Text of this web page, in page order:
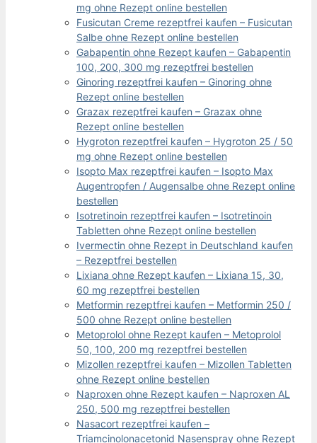
mg ohne Rezept online bestellen
Fusicutan Creme rezeptfrei kaufen – Fusicutan
Salbe ohne Rezept online bestellen
Gabapentin ohne Rezept kaufen – Gabapentin
100, 200, 300 mg rezeptfrei bestellen
Ginoring rezeptfrei kaufen – Ginoring ohne
Rezept online bestellen
Grazax rezeptfrei kaufen – Grazax ohne
Rezept online bestellen
Hygroton rezeptfrei kaufen – Hygroton 25 / 50
mg ohne Rezept online bestellen
Isopto Max rezeptfrei kaufen – Isopto Max
Augentropfen / Augensalbe ohne Rezept online
bestellen
Isotretinoin rezeptfrei kaufen – Isotretinoin
Tabletten ohne Rezept online bestellen
Ivermectin ohne Rezept in Deutschland kaufen
– Rezeptfrei bestellen
Lixiana ohne Rezept kaufen – Lixiana 15, 30,
60 mg rezeptfrei bestellen
Metformin rezeptfrei kaufen – Metformin 250 /
500 ohne Rezept online bestellen
Metoprolol ohne Rezept kaufen – Metoprolol
50, 100, 200 mg rezeptfrei bestellen
Mizollen rezeptfrei kaufen – Mizollen Tabletten
ohne Rezept online bestellen
Naproxen ohne Rezept kaufen – Naproxen AL
250, 500 mg rezeptfrei bestellen
Nasacort rezeptfrei kaufen –
Triamcinolonacetonid Nasenspray ohne Rezept